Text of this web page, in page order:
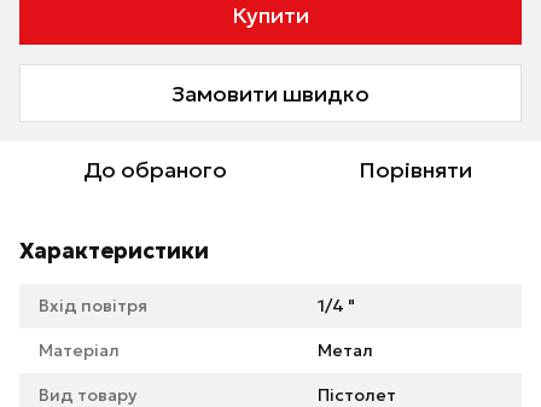
Купити
Замовити швидко
До обраного Порівняти
Характеристики
Вхід повітря 1/4 "
Матеріал Метал
Вид товару Пістолет